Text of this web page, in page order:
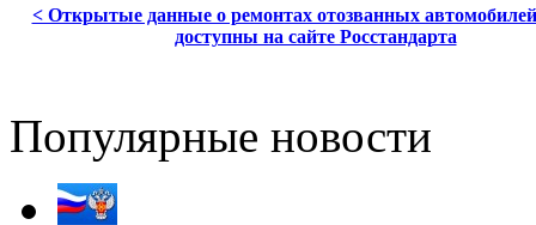
< Открытые данные о ремонтах отозванных автомобилей
доступны на сайте Росстандарта
Популярные новости